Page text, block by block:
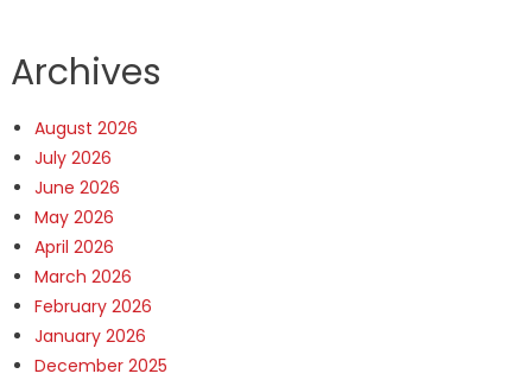
Archives
August 2026
July 2026
June 2026
May 2026
April 2026
March 2026
February 2026
January 2026
December 2025